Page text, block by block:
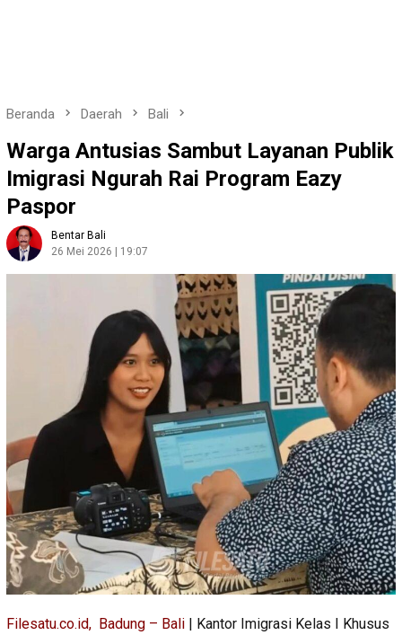
Beranda Daerah Bali
Warga Antusias Sambut Layanan Publik
Imigrasi Ngurah Rai Program Eazy
Paspor
Bentar Bali
26 Mei 2026 | 19:07
Filesatu.co.id, Badung – Bali | Kantor Imigrasi Kelas I Khusus